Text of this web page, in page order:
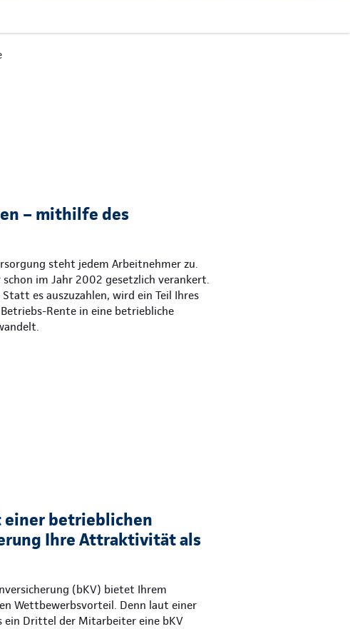
– mithilfe des
steht jedem Arbeitnehmer zu.
schon im Jahr 2002 gesetzlich verankert.
es auszuzahlen, wird ein Teil Ihres
Rente in eine betriebliche
einer betrieblichen
Ihre Attraktivität als
(bKV) bietet Ihrem
Wettbewerbsvorteil. Denn laut einer
ein Drittel der Mitarbeiter eine bKV